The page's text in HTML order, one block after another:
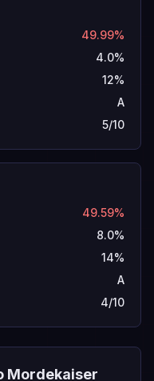
49.99%
4.0%
12%
A
5/10
49.59%
8.0%
14%
A
4/10
Mordekaiser